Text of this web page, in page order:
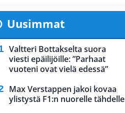
Uusimmat
Valtteri Bottakselta suora
viesti epäilijöille: ”Parhaat
vuoteni ovat vielä edessä”
Max Verstappen jakoi kovaa
ylistystä F1:n nuorelle tähdelle